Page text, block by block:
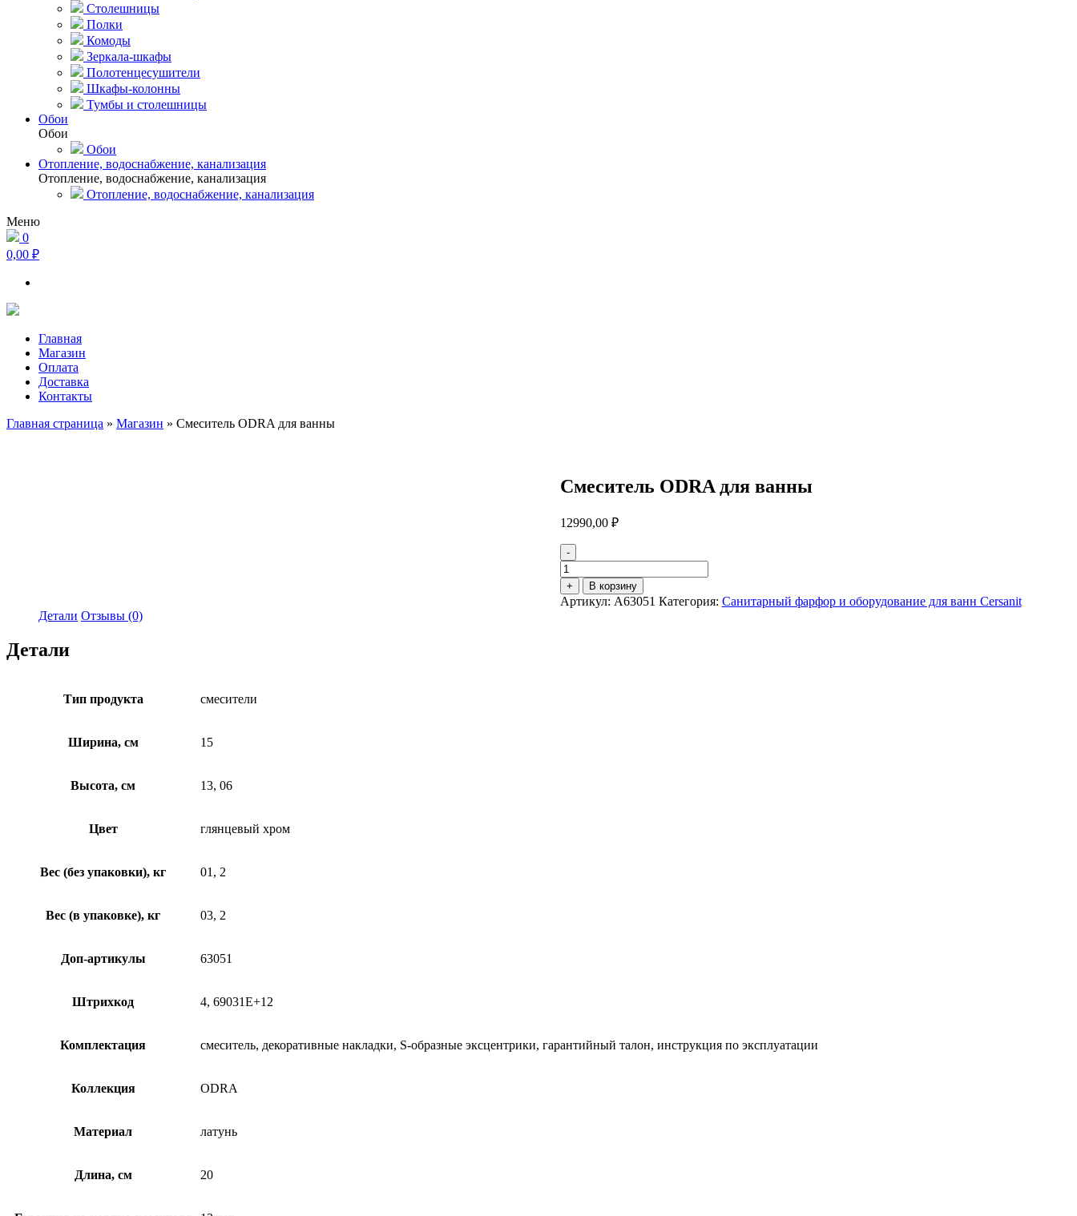
Столешницы
Полки
Комоды
Зеркала-шкафы
Полотенцесушители
Шкафы-колонны
Тумбы и столешницы
Обои
Обои
Обои
Отопление, водоснабжение, канализация
Отопление, водоснабжение, канализация
Отопление, водоснабжение, канализация
Меню
0
0,00 ₽
Главная
Магазин
Оплата
Доставка
Контакты
Главная страница » Магазин » Смеситель ODRA для ванны
Смеситель ODRA для ванны
12990,00 ₽
-
Количество
товара
Смеситель
ODRA
+ В корзину
Артикул: A63051 Категория: Санитарный фарфор и оборудование для ванн Cersanit
Детали Отзывы (0)
Детали
Тип продукта смесители
Ширина, см 15
Высота, см 13, 06
Цвет глянцевый хром
Вес (без упаковки), кг 01, 2
Вес (в упаковке), кг 03, 2
Доп-артикулы 63051
Штрихкод 4, 69031E+12
Комплектация смеситель, декоративные накладки, S-образные эксцентрики, гарантийный талон, инструкция по эксплуатации
Коллекция ODRA
Материал латунь
Длина, см 20